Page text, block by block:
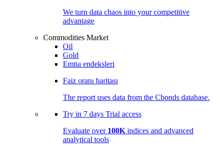
We turn data chaos into your competitive
advantage
Commodities Market
Oil
Gold
Emtia endeksleri
Faiz oranı haritası
The report uses data from the Cbonds database.
Try in 7 days Trial access
Evaluate over 100K indices and advanced
analytical tools